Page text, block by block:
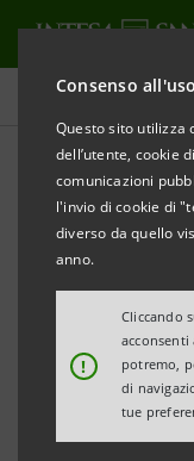
Consenso
Questo sito utilizza
dell’utente, cookie
comunicazioni
l'invio di cookie di
diverso da quello
anno.
!
Cliccando
acconsenti
potremo,
di
tue
Comunicati stampa
STAMPA AGGIORNA
Milano, 22 agosto
Da lunedì 4
Index Linked
Il sistema di
conto delle